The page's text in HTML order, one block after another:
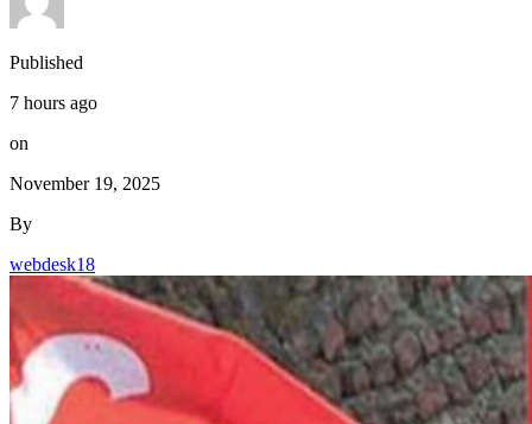
Published
7 hours ago
on
November 19, 2025
By
webdesk18